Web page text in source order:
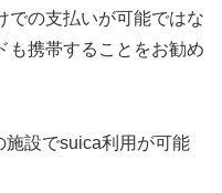
での支払いが可能ではな
も携帯することをお勧め
設でsuica利用が可能